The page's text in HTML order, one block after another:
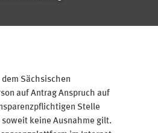
Sächsischen
auf Antrag Anspruch auf
Stelle
keine Ausnahme gilt.